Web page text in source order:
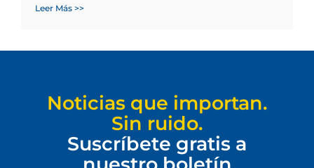
Leer Más >>
Noticias que importan.
Sin ruido.
Suscríbete gratis a